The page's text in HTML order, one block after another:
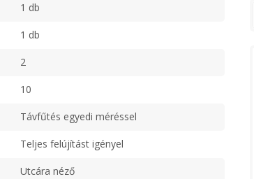
1 db
1 db
2
10
Távfűtés egyedi méréssel
Teljes felújítást igényel
Utcára néző